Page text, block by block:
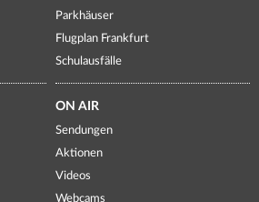
Parkhäuser
Flugplan Frankfurt
Schulausfälle
ON AIR
Sendungen
Aktionen
Videos
Webcams